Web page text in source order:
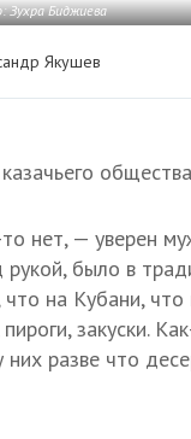
Зухра Биджиева
Якушев
нет, — уверен
рукой, было в
на Кубани,
пироги, закуски.
разве что